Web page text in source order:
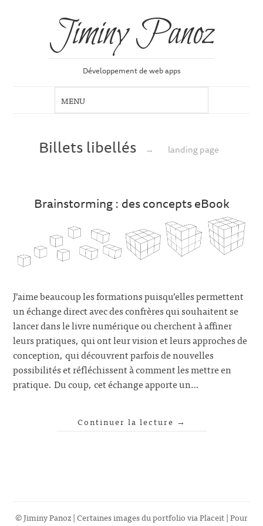
Jiminy Panoz
Développement de web apps
Billets libellés → landing page
Brainstorming : des concepts eBook
J’aime beaucoup les formations puisqu’elles permettent
un échange direct avec des confrères qui souhaitent se
lancer dans le livre numérique ou cherchent à affiner
leurs pratiques, qui ont leur vision et leurs approches de
conception, qui découvrent parfois de nouvelles
possibilités et réfléchissent à comment les mettre en
pratique. Du coup, cet échange apporte un…
Continuer la lecture →
© Jiminy Panoz | Certaines images du portfolio viaPlaceit| Pour